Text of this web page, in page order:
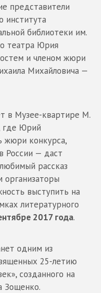
представители
института
библиотеки им.
театра Юрия
и членом жюри
Михайловича —
в Музее-квартире М.
где Юрий
жюри конкурса,
России — даст
рассказ
выступить на
литературного
2017 года.
одним из
25-летию
созданного на
Зощенко.